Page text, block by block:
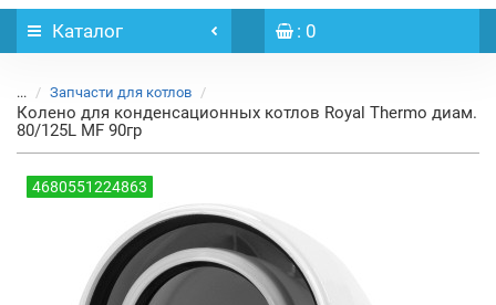
Каталог : 0
... Запчасти для котлов
Колено для конденсационных котлов Royal Thermo диам.
80/125L MF 90гр
4680551224863